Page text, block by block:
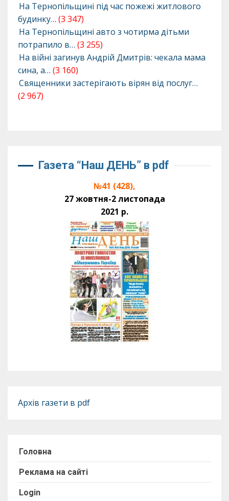
На Тернопільщині під час пожежі житлового
будинку… (3 347)
На Тернопільщині авто з чотирма дітьми
потрапило в… (3 255)
На війні загинув Андрій Дмитрів: чекала мама
сина, а… (3 160)
Священники застерігають вірян від послуг…
(2 967)
Газета “Наш ДЕНЬ” в pdf
№41 (428),
27 жовтня-2 листопада
2021 р.
Архів газети в pdf
Головна
Реклама на сайті
Login